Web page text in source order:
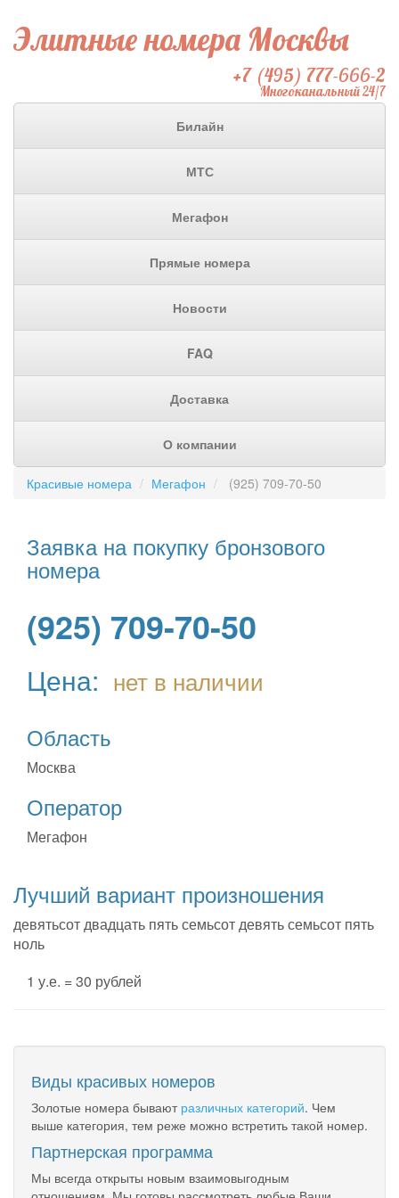
Элитные номера Москвы
+7 (495) 777-666-2
Многоканальный 24/7
Билайн
МТС
Мегафон
Прямые номера
Новости
FAQ
Доставка
О компании
Красивые номера Мегафон (925) 709-70-50
Заявка на покупку бронзового
номера
(925) 709-70-50
Цена: нет в наличии
Область
Москва
Оператор
Мегафон
Лучший вариант произношения
девятьсот двадцать пять семьсот девять семьсот пять
ноль
1 у.е. = 30 рублей
Виды красивых номеров
Золотые номера бывают различных категорий. Чем
выше категория, тем реже можно встретить такой номер.
Партнерская программа
Мы всегда открыты новым взаимовыгодным